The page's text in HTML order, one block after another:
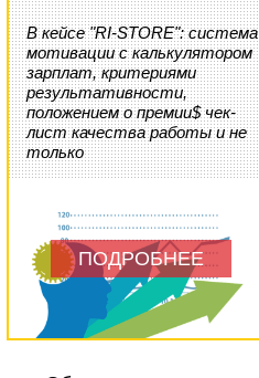
В кейсе "RI-STORE": система
мотивации с калькулятором
зарплат, критериями
результативности,
положением о премии$ чек-
лист качества работы и не
только
ПОДРОБНЕЕ